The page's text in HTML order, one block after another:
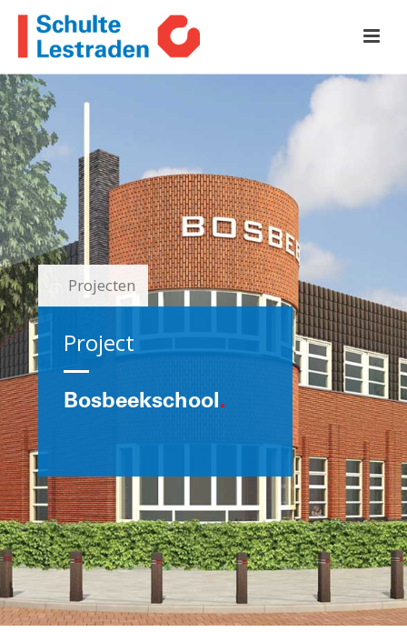
Projecten
Bosbeekschool.
Project